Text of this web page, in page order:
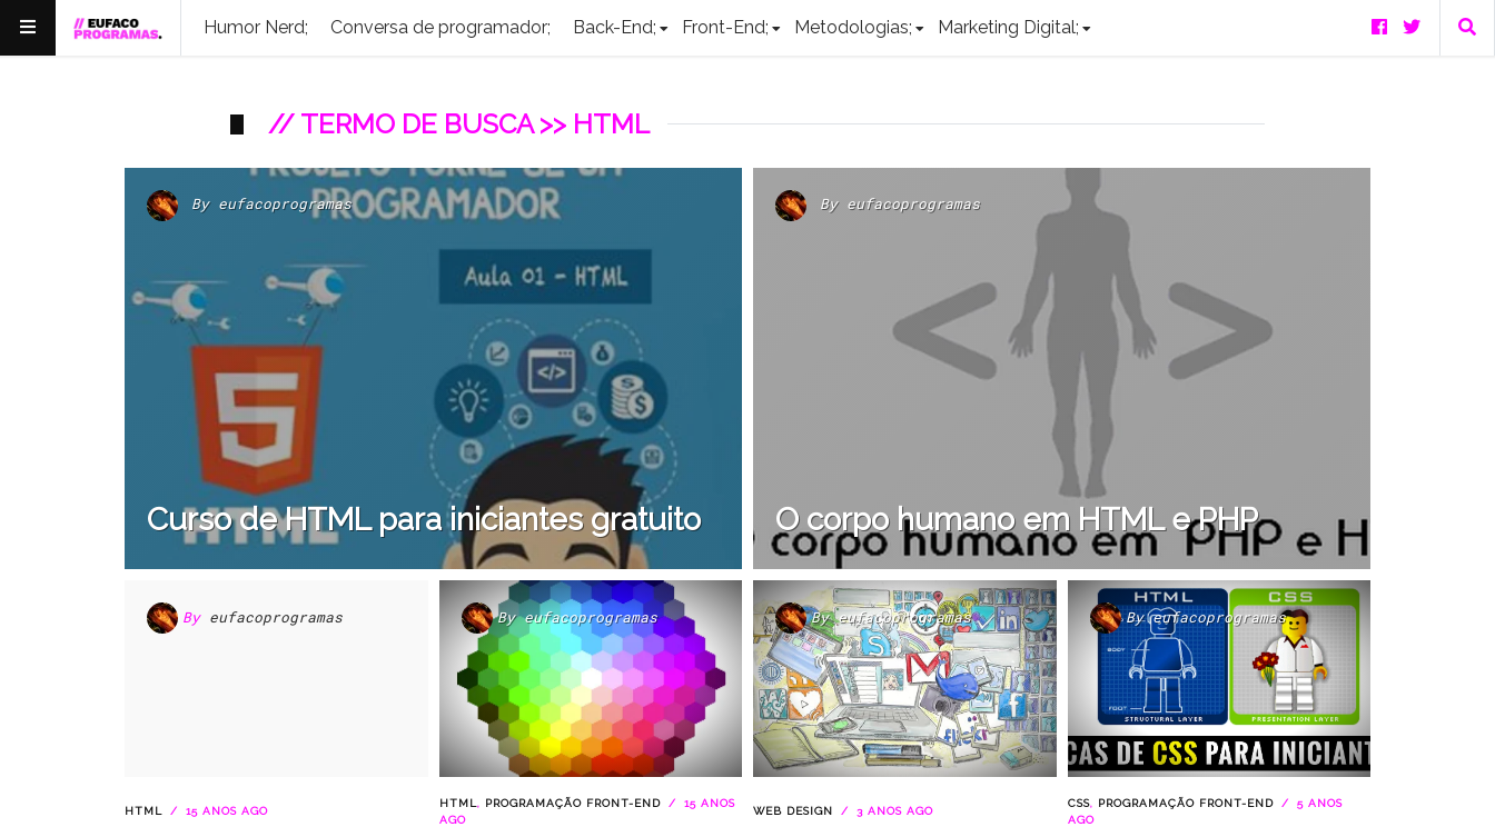
Humor Nerd; Conversa de programador; Back-End; Front-End; Metodologias; Marketing Digital;
// TERMO DE BUSCA >> HTML
By eufacoprogramas
Curso de HTML para iniciantes gratuito
By eufacoprogramas
O corpo humano em HTML e PHP
By eufacoprogramas
HTML 15 ANOS AGO
Byeufacoprogramas
HTML , PROGRAMAÇÃO FRONT-END
15 ANOS
AGO
Byeufacoprogramas
WEB DESIGN 3 ANOS AGO
Byeufacoprogramas
CSS, PROGRAMAÇÃO FRONT-END
5 ANOS
AGO